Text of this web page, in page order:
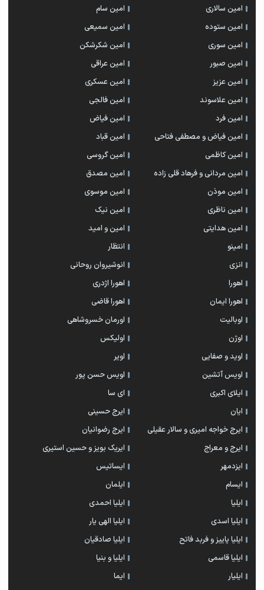
امین سالاری
امین سام
امین ستوده
امین سمیعی
امین سوری
امین شکرشکن
امین صبور
امین عراقی
امین عزیز
امین عسکری
امین علاسوند
امین فالجی
امین فرد
امین فیاض
امین فیاض و مصطفی فتاحی
امین قباد
امین کاظمی
امین گروسی
امین مردانی و فرهاد قلی زاده
امین مصدق
امین موذن
امین موسوی
امین ناظری
امین نیک
امین هدایتی
امین و امید
امینو
انتظار
انزی
انوشیروان روحانی
اهورا
اهورا اژدری
اهورا ایمان
اهورا قاضی
اوبالیت
اورمان خسروشاهی
اوژن
اولیکس
اوید و صفایی
اویر
اویس آتشین
اویس حسن پور
ايلاى اكبرى
ای سا
ایان
ایرج حسینی
ایرج خواجه امیری و سالار عقیلی
ایرج رضوانیان
ایرج و معراج
ایریک بویز و حسین استیری
ایزدمهر
ایساتیس
ایسام
ایلمان
ایلیا
ایلیا احمدی
ایلیا اسدی
ایلیا الهی یار
ایلیا پاییز و فربد فاتح
ایلیا صادقیان
ایلیا قاسمی
ایلیا و بنیا
ایلیار
ایما